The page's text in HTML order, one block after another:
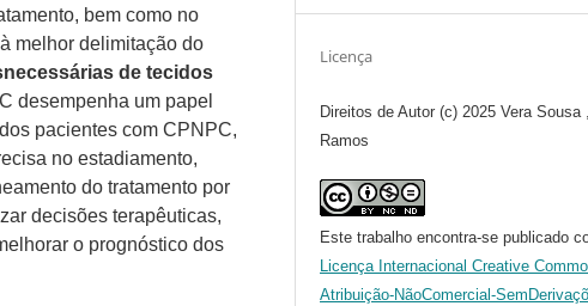
bem como no
melhor delimitação do
de tecidos
desempenha um papel
pacientes com CPNPC,
no estadiamento,
do tratamento por
decisões terapêuticas,
o prognóstico dos
Licença
Direitos de Autor (c) 2025 Vera Sousa
Ramos
Este trabalho encontra-se publicado
Licença Internacional Creative
Atribuição-NãoComercial-